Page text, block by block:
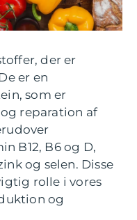
der er
er en
som er
reparation af
B12, B6 og D,
og selen. Disse
rolle i vores
og